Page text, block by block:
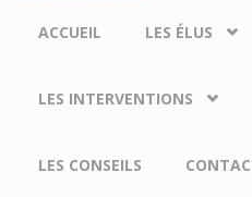
ACCUEIL LES ÉLUS
LES INTERVENTIONS
LES CONSEILS